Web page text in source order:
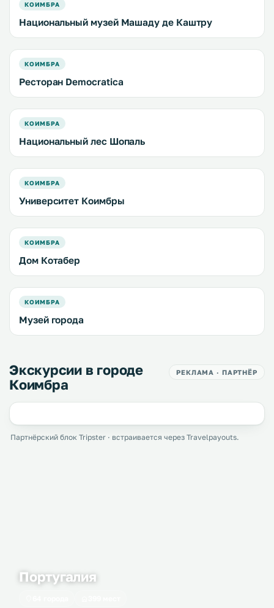
КОИМБРА
Национальный музей Машаду де Каштру
КОИМБРА
Ресторан Democratica
КОИМБРА
Национальный лес Шопаль
КОИМБРА
Университет Коимбры
КОИМБРА
Дом Котабер
КОИМБРА
Музей города
Экскурсии в городе
Коимбра
РЕКЛАМА · ПАРТНЁР
Партнёрский блок Tripster · встраивается через Travelpayouts.
Португалия